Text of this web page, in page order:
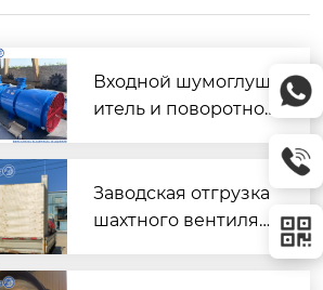
Входной шумоглуш
итель и поворотно-
вентилятора главно
го проветривания
Заводская отгрузка
шахтного вентилят